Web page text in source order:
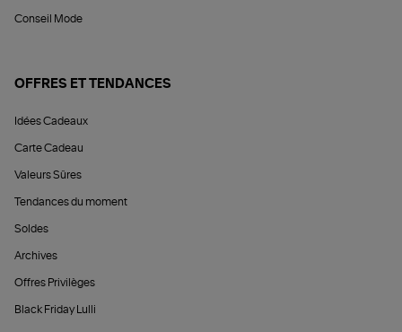
Conseil Mode
OFFRES ET TENDANCES
Idées Cadeaux
Carte Cadeau
Valeurs Sûres
Tendances du moment
Soldes
Archives
Offres Privilèges
Black Friday Lulli